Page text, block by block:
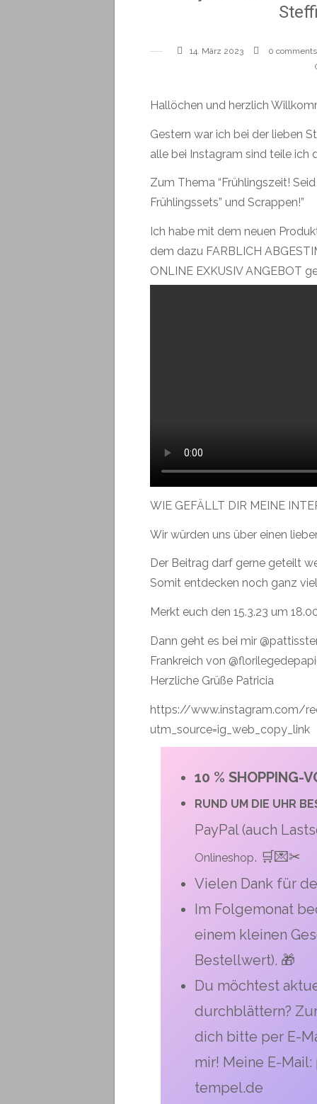
14. März 2023 0 comments
Hallöchen und herzlich
Gestern war ich bei der lieben
alle bei Instagram sind teile ich
Zum Thema “Frühlingszeit!
Frühlingssets” und Scrappen!”
Ich habe mit dem neuen
dem dazu FARBLICH
ONLINE EXKUSIV ANGEBOT
WIE GEFÄLLT DIR MEINE
Wir würden uns über einen
Der Beitrag darf gerne geteilt
Somit entdecken noch ganz
Merkt euch den 15.3.23 um
Dann geht es bei mir
Frankreich von
Herzliche Grüße Patricia
https://www.instagram.com/
utm_source=ig_web_copy_link
10 %
RUND UM DIE UHR
PayPal (auch
Onlineshop. 🛒💌✂
Vielen Dank für
Im Folgemonat
einem kleinen
Bestellwert). 🎁
Du möchtest
durchblättern?
dich bitte per E-
mir! Meine E-
tempel.de